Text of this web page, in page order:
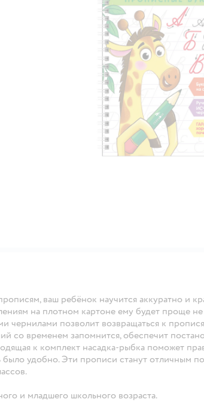
ваш ребёнок научится аккуратно и
на плотном картоне ему будет проще
чернилами позволит возвращаться к
со временем запомнится, обеспечит
к комплект насадка-рыбка поможет
было удобно. Эти прописи станут отличным
и младшего школьного возраста.